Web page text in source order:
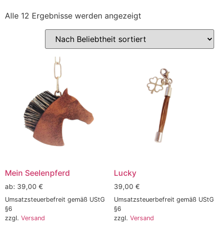
Alle 12 Ergebnisse werden angezeigt
Mein Seelenpferd
ab: 39,00 €
Umsatzsteuerbefreit gemäß UStG
§6
zzgl. Versand
Lucky
39,00 €
Umsatzsteuerbefreit gemäß UStG
§6
zzgl. Versand